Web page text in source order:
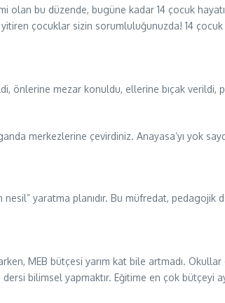
bu düzende, bugüne kadar 14 çocuk
yitiren çocuklar sizin sorumluluğunuzda! 14
önlerine mezar konuldu, ellerine bıçak verildi,
merkezlerine çevirdiniz. Anayasa’yı yok
nesil” yaratma planıdır. Bu müfredat,
MEB bütçesi yarım kat bile artmadı.
bilimsel yapmaktır. Eğitime en çok bütçeyi